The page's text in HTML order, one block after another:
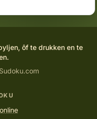
ôf te drukken en te